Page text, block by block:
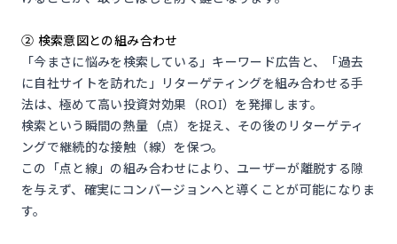
② 検索意図との組み合わせ
「今まさに悩みを検索している」キーワード広告と、「過去
に自社サイトを訪れた」リターゲティングを組み合わせる手
法は、極めて高い投資対効果（ROI）を発揮します。
検索という瞬間の熱量（点）を捉え、その後のリターゲティ
ングで継続的な接触（線）を保つ。
この「点と線」の組み合わせにより、ユーザーが離脱する隙
を与えず、確実にコンバージョンへと導くことが可能になりま
す。